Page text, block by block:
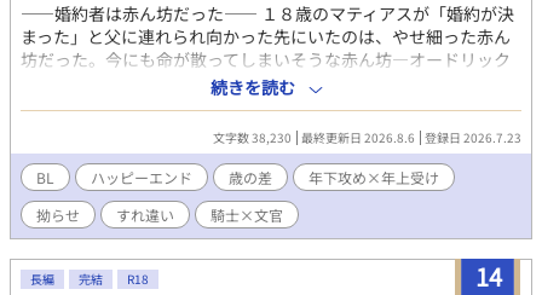
――婚約者は赤ん坊だった―― １８歳のマティアスが「婚約が決
まった」と父に連れられ向かった先にいたのは、やせ細った赤ん
坊だった。今にも命が散ってしまいそうな赤ん坊―オードリック
の命を繋ぐため、婚約者となったマティアス。最初は赤ん坊が婚
約者ということで戸惑っていたマティアスだったが、自分に懐く
オードリックと接していくうちに愛おしく思うようになってゆ
き……。 なのに、立派な美丈夫に成長したオードリックは、マテ
ィアスを冷たく突き放し……（ああ、なんだ。私の事が嫌い……
だったのか） ◆◇◆１８歳差の婚約者。子供の頃の夢を叶え騎士
になった元赤ん坊×王城で働くお人好し浄書師◆◇◆世界観は、
なんちゃって中世の御都合主義です。R18には※印 無理矢理描
写あり◆◇◆ 他サイト様でも掲載済
続きを読む
文字数 38,230 最終更新日 2026.8.6 登録日 2026.7.23
BL ハッピーエンド 歳の差
年下攻め×年上受け
拗らせ
すれ違い 騎士×文官
14
長編 完結 R18